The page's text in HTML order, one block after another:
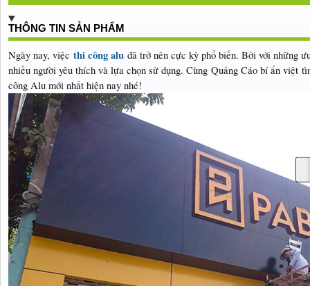
THÔNG TIN SẢN PHẨM
Ngày nay, việc thi công aluđã trở nên cực kỳ phổ biến. Bởi với những
nhiều người yêu thích và lựa chọn sử dụng. Cùng Quảng Cáo bí ẩn việt
công Alu mới nhất hiện nay nhé!